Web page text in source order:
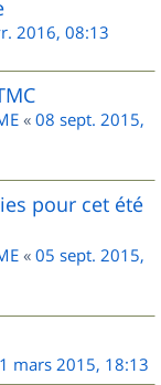
2016, 08:13
« 08 sept. 2015,
pour cet été
« 05 sept. 2015,
mars 2015, 18:13